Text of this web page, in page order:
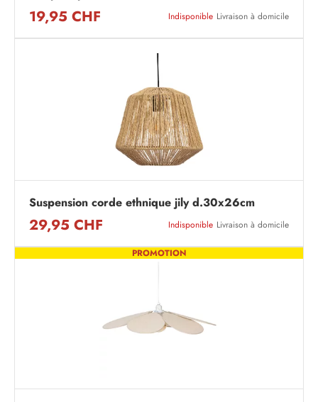
19,95 CHF Indisponible Livraison à domicile
Suspension corde ethnique jily d.30x26cm
29,95 CHF Indisponible Livraison à domicile
PROMOTION